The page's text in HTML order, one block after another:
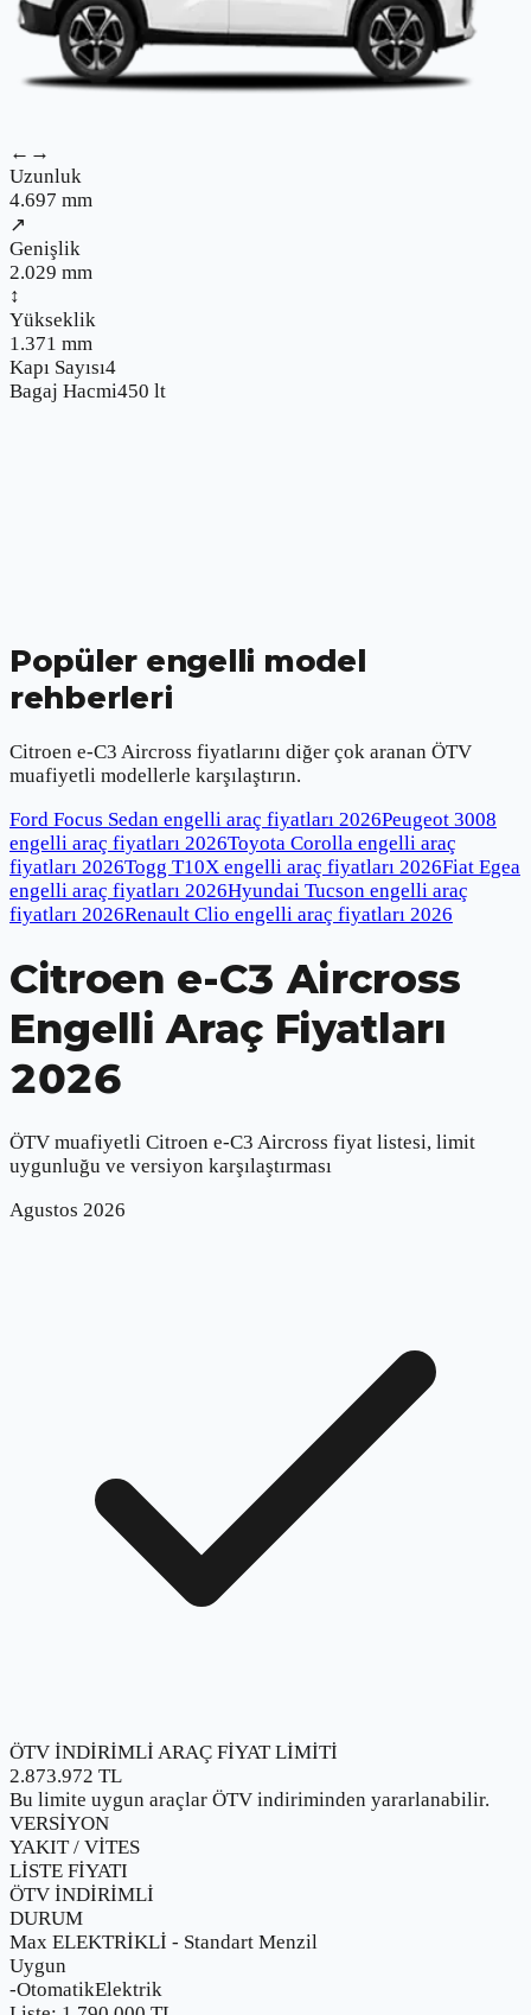
←→
Uzunluk
4.697 mm
↗
Genişlik
2.029 mm
↕
Yükseklik
1.371 mm
Kapı Sayısı4
Bagaj Hacmi450 lt
Popüler engelli model
rehberleri
Citroen e-C3 Aircross fiyatlarını diğer çok aranan ÖTV
muafiyetli modellerle karşılaştırın.
Ford Focus Sedan engelli araç fiyatları 2026Peugeot 3008
engelli araç fiyatları 2026Toyota Corolla engelli araç
fiyatları 2026Togg T10X engelli araç fiyatları 2026Fiat Egea
engelli araç fiyatları 2026Hyundai Tucson engelli araç
fiyatları 2026Renault Clio engelli araç fiyatları 2026
Citroen e-C3 Aircross
Engelli Araç Fiyatları
2026
ÖTV muafiyetli Citroen e-C3 Aircross fiyat listesi, limit
uygunluğu ve versiyon karşılaştırması
Agustos 2026
ÖTV İNDİRİMLİ ARAÇ FİYAT LİMİTİ
2.873.972 TL
Bu limite uygun araçlar ÖTV indiriminden yararlanabilir.
VERSİYON
YAKIT / VİTES
LİSTE FİYATI
ÖTV İNDİRİMLİ
DURUM
Max ELEKTRİKLİ - Standart Menzil
Uygun
-OtomatikElektrik